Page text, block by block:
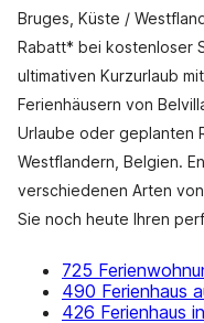
Bruges, Küste /
Rabatt* bei kostenloser
ultimativen Kurzurlaub
Ferienhäusern von
Urlaube oder geplanten
Westflandern, Belgien.
verschiedenen Arten
Sie noch heute Ihren
725
490 Ferienhaus
426 Ferienhaus